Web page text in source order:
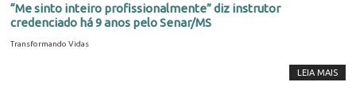
“Me sinto inteiro profissionalmente” diz instrutor
credenciado há 9 anos pelo Senar/MS
Transformando Vidas
LEIA MAIS